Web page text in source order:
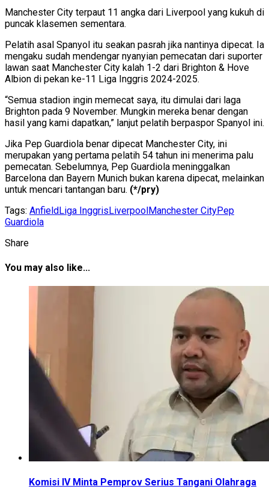
Manchester City terpaut 11 angka dari Liverpool yang kukuh di
puncak klasemen sementara.
Pelatih asal Spanyol itu seakan pasrah jika nantinya dipecat. Ia
mengaku sudah mendengar nyanyian pemecatan dari suporter
lawan saat Manchester City kalah 1-2 dari Brighton & Hove
Albion di pekan ke-11 Liga Inggris 2024-2025.
“Semua stadion ingin memecat saya, itu dimulai dari laga
Brighton pada 9 November. Mungkin mereka benar dengan
hasil yang kami dapatkan,” lanjut pelatih berpaspor Spanyol ini.
Jika Pep Guardiola benar dipecat Manchester City, ini
merupakan yang pertama pelatih 54 tahun ini menerima palu
pemecatan. Sebelumnya, Pep Guardiola meninggalkan
Barcelona dan Bayern Munich bukan karena dipecat, melainkan
untuk mencari tantangan baru. (*/pry)
Tags: Anfield Liga Inggris Liverpool Manchester CityPep
Guardiola
Share
You may also like...
Komisi IV Minta Pemprov Serius Tangani Olahraga